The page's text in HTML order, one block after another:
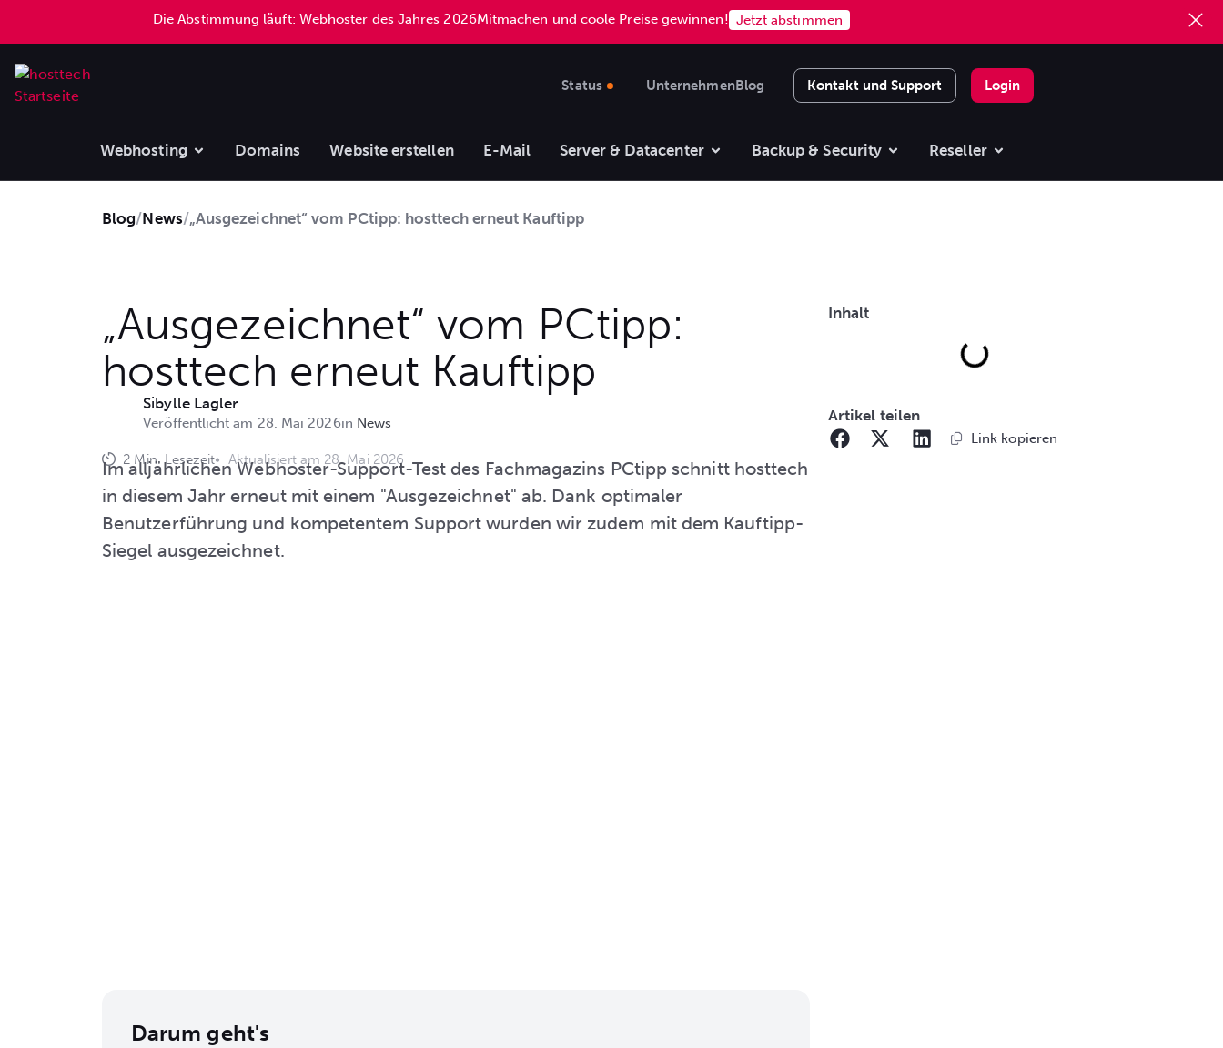
Die Abstimmung läuft: Webhoster des Jahres 2026Mitmachen und coole Preise gewinnen! Jetzt abstimmen
Status UnternehmenBlog Kontakt und Support Login
Webhosting Domains Website erstellen E-Mail Server & Datacenter Backup & Security Reseller
Blog/News/„Ausgezeichnet“ vom PCtipp: hosttech erneut Kauftipp
„Ausgezeichnet“ vom PCtipp:
hosttech erneut Kauftipp
Sibylle Lagler
Veröffentlicht am 28. Mai 2026 News
2 Min. Lesezeit• Aktualisiert am 28. Mai 2026
Im alljährlichen Webhoster-Support-Test des Fachmagazins PCtipp schnitt hosttech
in diesem Jahr erneut mit einem "Ausgezeichnet" ab. Dank optimaler
Benutzerführung und kompetentem Support wurden wir zudem mit dem Kauftipp-
Siegel ausgezeichnet.
Darum geht's
Inhalt
Artikel teilen
Link kopieren